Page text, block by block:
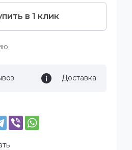
в 1 клик
Доставка